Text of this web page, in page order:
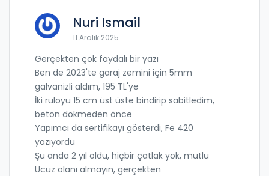
Nuri Ismail
11 Aralık 2025
Gerçekten çok faydalı bir yazı
Ben de 2023'te garaj zemini için 5mm
galvanizli aldım, 195 TL'ye
İki ruloyu 15 cm üst üste bindirip sabitledim,
beton dökmeden önce
Yapımcı da sertifikayı gösterdi, Fe 420
yazıyordu
Şu anda 2 yıl oldu, hiçbir çatlak yok, mutlu
Ucuz olanı almayın, gerçekten